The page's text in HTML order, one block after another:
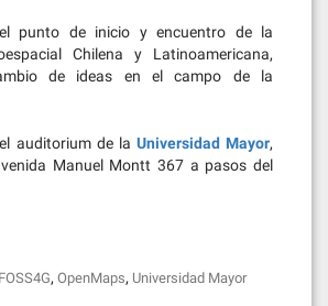
punto de inicio y encuentro de la
Chilena y Latinoamericana,
de ideas en el campo de la
auditorium de la Universidad Mayor,
Manuel Montt 367 a pasos del
FOSS4G, OpenMaps, Universidad Mayor